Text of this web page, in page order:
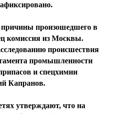
произошедшего в
комиссия из Москвы.
происшествия
промышленности
и спецхимии
Капранов.
утверждают, что на